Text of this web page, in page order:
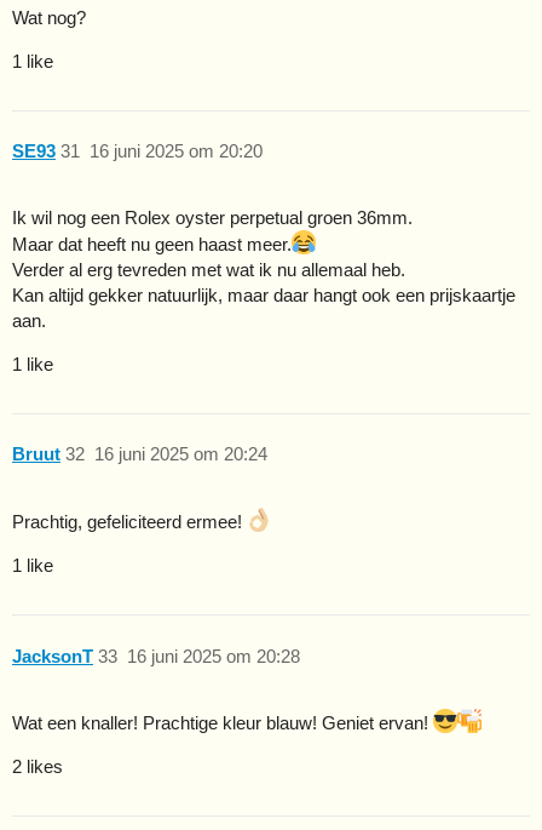
Wat nog?
1 like
SE93 16 juni 2025 om 20:20
31
Ik wil nog een Rolex oyster perpetual groen 36mm.
Maar dat heeft nu geen haast meer.
Verder al erg tevreden met wat ik nu allemaal heb.
Kan altijd gekker natuurlijk, maar daar hangt ook een prijskaartje
aan.
1 like
Bruut 16 juni 2025 om 20:24
32
Prachtig, gefeliciteerd ermee!
1 like
JacksonT 16 juni 2025 om 20:28
33
Wat een knaller! Prachtige kleur blauw! Geniet ervan!
2 likes